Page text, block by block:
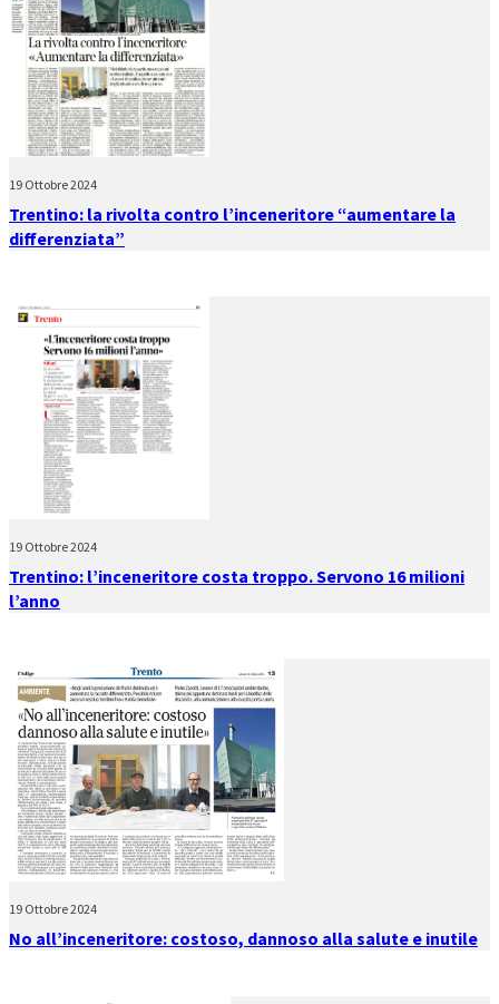
19 Ottobre 2024
Trentino: la rivolta contro l’inceneritore “aumentare la
differenziata”
19 Ottobre 2024
Trentino: l’inceneritore costa troppo. Servono 16 milioni
l’anno
19 Ottobre 2024
No all’inceneritore: costoso, dannoso alla salute e inutile